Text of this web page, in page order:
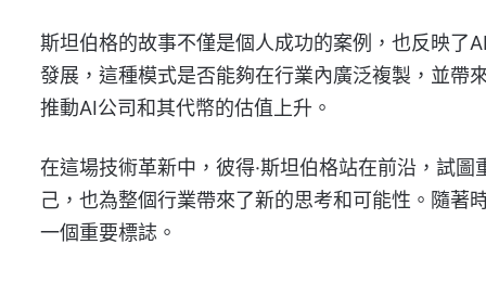
斯坦伯格的故事不僅是個人成功的案例，也反映了
發展，這種模式是否能夠在行業內廣泛複製，並帶
推動AI公司和其代幣的估值上升。
在這場技術革新中，彼得·斯坦伯格站在前沿，試
己，也為整個行業帶來了新的思考和可能性。隨著
一個重要標誌。